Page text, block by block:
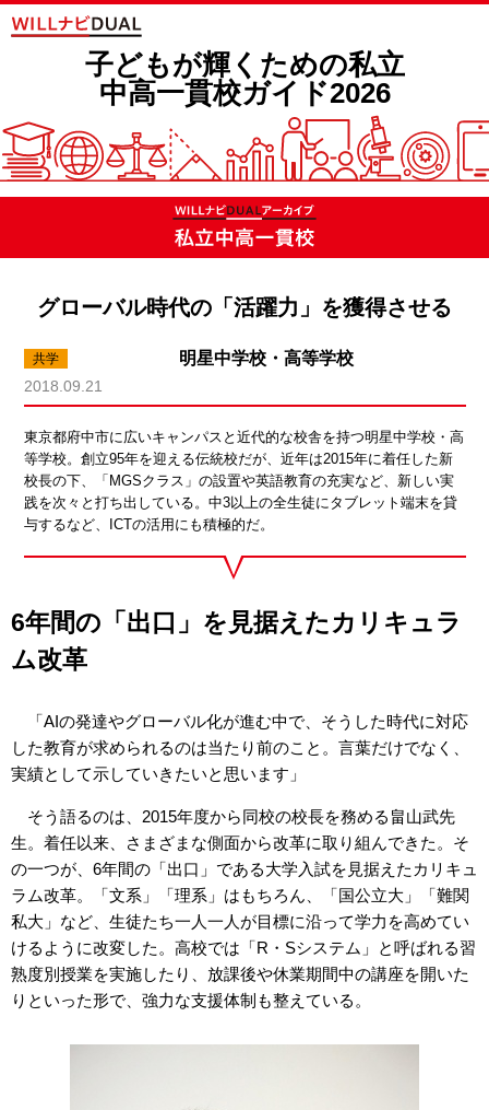
子どもが輝くための私立
中高一貫校ガイド2026
グローバル時代の「活躍力」を獲得させる
明星中学校・高等学校
2018.09.21
東京都府中市に広いキャンパスと近代的な校舎を持つ明星中学校・高
等学校。創立95年を迎える伝統校だが、近年は2015年に着任した新
校長の下、「MGSクラス」の設置や英語教育の充実など、新しい実
践を次々と打ち出している。中3以上の全生徒にタブレット端末を貸
与するなど、ICTの活用にも積極的だ。
6年間の「出口」を見据えたカリキュラ
ム改革
「AIの発達やグローバル化が進む中で、そうした時代に対応
した教育が求められるのは当たり前のこと。言葉だけでなく、
実績として示していきたいと思います」
そう語るのは、2015年度から同校の校長を務める畠山武先
生。着任以来、さまざまな側面から改革に取り組んできた。そ
の一つが、6年間の「出口」である大学入試を見据えたカリキュ
ラム改革。「文系」「理系」はもちろん、「国公立大」「難関
私大」など、生徒たち一人一人が目標に沿って学力を高めてい
けるように改変した。高校では「R・Sシステム」と呼ばれる習
熟度別授業を実施したり、放課後や休業期間中の講座を開いた
りといった形で、強力な支援体制も整えている。